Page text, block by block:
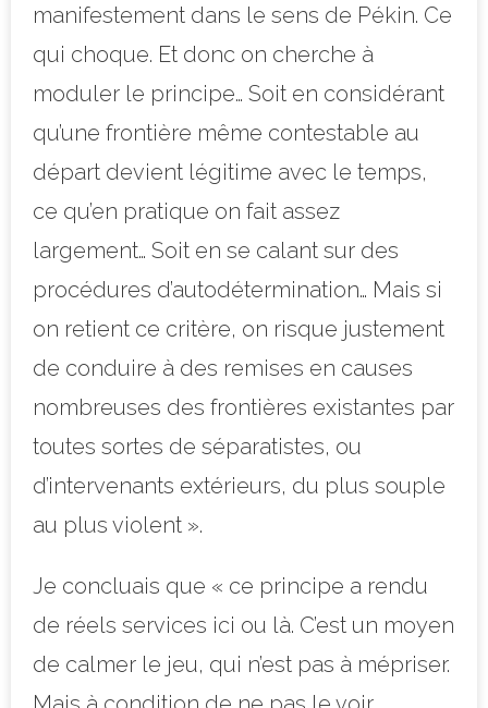
manifestement dans le sens de Pékin. Ce
qui choque. Et donc on cherche à
moduler le principe… Soit en considérant
qu’une frontière même contestable au
départ devient légitime avec le temps,
ce qu’en pratique on fait assez
largement… Soit en se calant sur des
procédures d’autodétermination… Mais si
on retient ce critère, on risque justement
de conduire à des remises en causes
nombreuses des frontières existantes par
toutes sortes de séparatistes, ou
d’intervenants extérieurs, du plus souple
au plus violent ».
Je concluais que « ce principe a rendu
de réels services ici ou là. C’est un moyen
de calmer le jeu, qui n’est pas à mépriser.